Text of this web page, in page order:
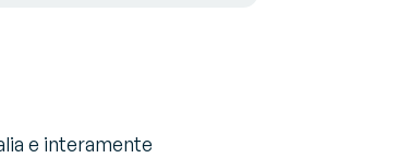
e interamente